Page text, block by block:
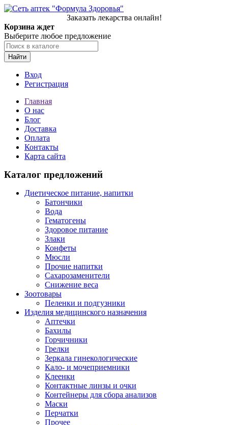
Заказать лекарства онлайн!
Корзина ждет
Выберите любое предложение
Найти
Вход
Регистрация
Главная
О нас
Блог
Доставка
Оплата
Контакты
Карта сайта
Каталог предложений
Диетическое питание, напитки
Батончики
Вода
Гематогены
Здоровое питание
Злаки
Конфеты
Мюсли
Прочие напитки
Сахарозаменители
Снижение веса
Зоотовары
Пеленки и подгузники
Изделия медицинского назначения
Аптечки
Бахилы
Горчичники
Грелки
Зеркала гинекологические
Кало- и мочеприемники
Клеенки
Контактные линзы и очки
Контейнеры для сбора анализов
Маски
Перчатки
Прочее